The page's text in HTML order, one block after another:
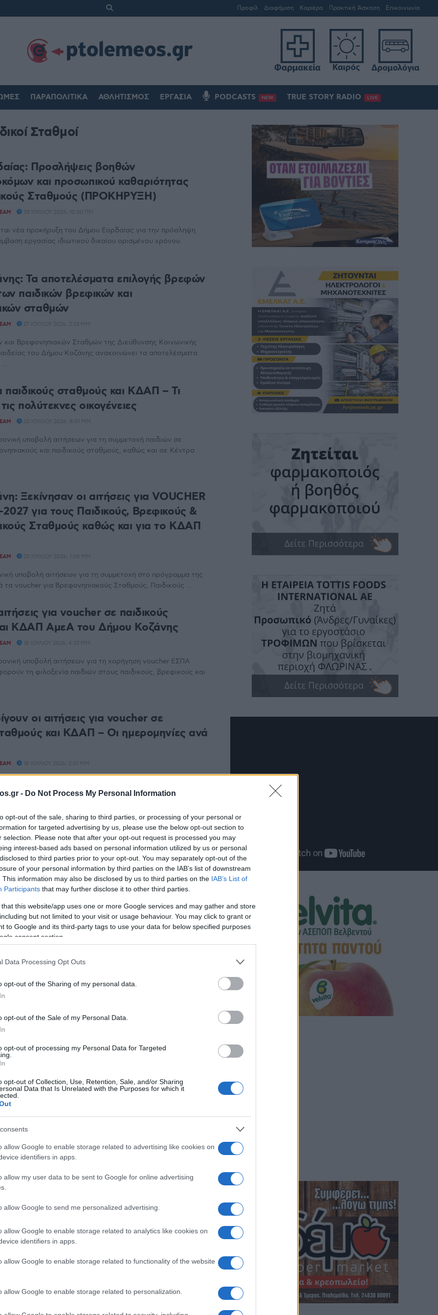
- Do Not Process My Personal Information
opt-out of the sale, sharing to third parties, or processing of your personal or
for targeted advertising by us, please use the below opt-out section to
selection. Please note that after your opt-out request is processed you may
interest-based ads based on personal information utilized by us or personal
to third parties prior to your opt-out. You may separately opt-out of the
of your personal information by third parties on the IAB’s list of downstream
This information may also be disclosed by us to third parties on the IAB’s List of
Participants that may further disclose it to other third parties.
that this website/app uses one or more Google services and may gather and store
but not limited to your visit or usage behaviour. You may click to grant or
to Google and its third-party tags to use your data for below specified purposes
consent section.
Data Processing Opt Outs
opt-out of the Sharing of my personal data.
opt-out of the Sale of my Personal Data.
opt-out of processing my Personal Data for Targeted
opt-out of Collection, Use, Retention, Sale, and/or Sharing
Data that Is Unrelated with the Purposes for which it
allow Google to enable storage related to advertising like cookies on
identifiers in apps.
allow my user data to be sent to Google for online advertising
allow Google to send me personalized advertising.
allow Google to enable storage related to analytics like cookies on
identifiers in apps.
allow Google to enable storage related to functionality of the website
allow Google to enable storage related to personalization.
Προφίλ Διαφήμιση Καριέρα Πρακτική Άσκηση Επικοινωνία
ΠΑΡΑΠΟΛΙΤΙΚΆ ΑΘΛΗΤΙΣΜΌΣ ΕΡΓΑΣΊΑ PODCASTS NEW TRUE STORY RADIO LIVE
Σταθμοί
Προσλήψεις βοηθών
και προσωπικού καθαριότητας
Σταθμούς (ΠΡΟΚΗΡΥΞΗ)
30 ΙΟΥΛΊΟΥ 2026, 10:00 ΠΜ
νέα προκήρυξη του Δήμου Εορδαίας για την πρόσληψη
εργασίας ιδιωτικού δικαίου ορισμένου χρόνου.
Τα αποτελέσματα επιλογής βρεφών
παιδικών βρεφικών και
σταθμών
27 ΙΟΥΛΊΟΥ 2026, 2:53 ΜΜ
και Βρεφονηπιακών Σταθμών της Διεύθυνσης Κοινωνικής
του Δήμου Κοζάνης ανακοινώνει τα αποτελέσματα
παιδικούς σταθμούς και ΚΔΑΠ – Τι
πολύτεκνες οικογένειες
20 ΙΟΥΛΊΟΥ 2026, 8:01 ΜΜ
υποβολή αιτήσεων για τη συμμετοχή παιδιών σε
και παιδικούς σταθμούς, καθώς και σε Κέντρα
Ξεκίνησαν οι αιτήσεις για VOUCHER
για τους Παιδικούς, Βρεφικούς &
Σταθμούς καθώς και για το ΚΔΑΠ
20 ΙΟΥΛΊΟΥ 2026, 1:00 ΜΜ
υποβολή αιτήσεων για τη συμμετοχή στο πρόγραμμα της
voucher για Βρεφονηπιακούς Σταθμούς, Παιδικούς ...
για voucher σε παιδικούς
ΚΔΑΠ ΑμεΑ του Δήμου Κοζάνης
18 ΙΟΥΛΊΟΥ 2026, 4:33 ΜΜ
υποβολή αιτήσεων για τη χορήγηση voucher ΕΣΠΑ
τη φιλοξενία παιδιών στους παιδικούς, βρεφικούς και
οι αιτήσεις για voucher σε
και ΚΔΑΠ – Οι ημερομηνίες ανά
18 ΙΟΥΛΊΟΥ 2026, 2:01 ΜΜ
σε παιδικούς και βρεφονηπιακούς σταθμούς, ...
αιτήσεις για τους βρεφονηπιακούς
και ΚΔΑΠμεΑ Δήμων
17 ΙΟΥΛΊΟΥ 2026, 4:35 ΜΜ
18 Ιουλίου 2026, και ολοκληρώνεται την Τετάρτη, 05
ηλεκτρονική υποβολή των αιτήσεων για τη συμμετοχή των ...
Αποτελέσματα για τους
Παιδικούς Σταθμούς και τον
Σταθμό
Φροντίδας και Παιδείας της Διεύθυνσης Κοινωνικής
...
με διήμερη εκδήλωση
εκδήλωση, ανοιχτή στην τοπική κοινωνία, ο
«Το Σχολείο της Χαράς» στην Κοζάνη ολοκληρώνει τη ...
η προθεσμία για τους
28 ΜΑΪ́ΟΥ 2026, 2:32 ΜΜ
Παιδικούς Σταθμούς και τα Κέντρα Δημιουργικής
ΑΣΕΠ, αιτήσεις σε παιδικούς σταθμούς